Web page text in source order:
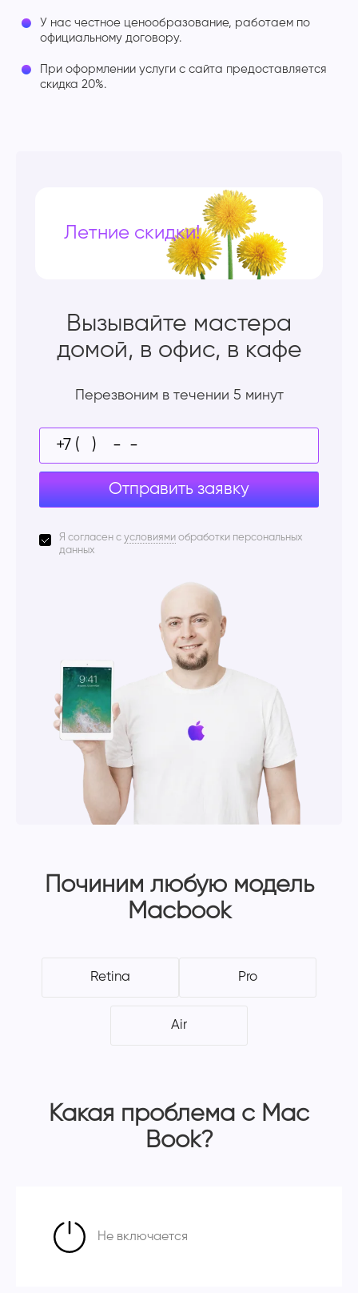
У нас честное ценообразование, работаем по
официальному договору.
При оформлении услуги с сайта предоставляется
скидка 20%.
Летние скидки!
Вызывайте мастера
домой, в офис, в кафе
Перезвоним в течении 5 минут
Отправить заявку
Я согласен с условиями обработки персональных
данных
Починим любую модель
Macbook
Retina Pro
Air
Какая проблема с Mac
Book?
Не включается